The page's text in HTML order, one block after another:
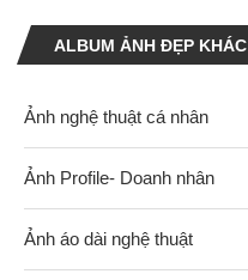
ALBUM ẢNH ĐẸP KHÁC
Ảnh nghệ thuật cá nhân
Ảnh Profile- Doanh nhân
Ảnh áo dài nghệ thuật